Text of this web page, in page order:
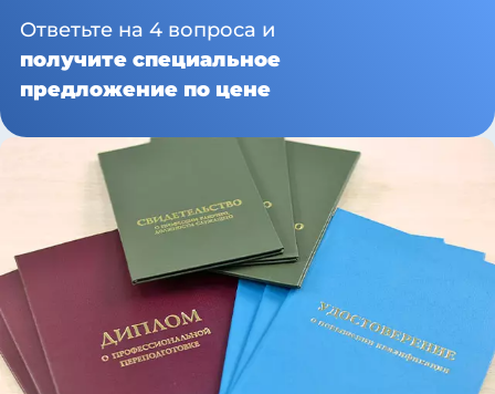
Ответьте на 4 вопроса и
получите специальное
предложение по цене